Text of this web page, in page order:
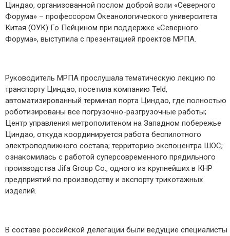
Циндао, организованной послом доброй воли «Северного
Форума» – профессором Океанологического университета
Китая (ОУК) Го Пейцином при поддержке «Северного
Форума», выступила с презентацией проектов МРПА.
Руководитель МРПА прослушала тематическую лекцию по
транспорту Циндао, посетила компанию Teld,
автоматизированный терминал порта Циндао, где полностью
роботизированы все погрузочно-разгрузочные работы;
Центр управления метрополитеном на Западном побережье
Циндао, откуда координируется работа беспилотного
электроподвижного состава; территорию экспоцентра ШОС;
ознакомилась с работой суперсовременного прядильного
производства Jifa Group Co., одного из крупнейших в КНР
предприятий по производству и экспорту трикотажных
изделий.
В составе российской делегации были ведущие специалисты